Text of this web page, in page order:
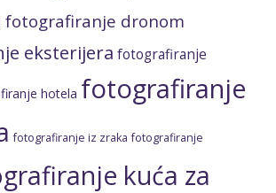
fotografiranje dronom
eksterijera fotografiranje
hotela fotografiranje
fotografiranje iz zraka fotografiranje
kuća za